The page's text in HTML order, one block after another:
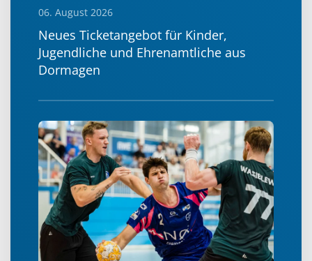
06. August 2026
Neues Ticketangebot für Kinder,
Jugendliche und Ehrenamtliche aus
Dormagen